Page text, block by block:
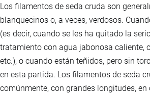
Los filamentos de seda cruda son
blanquecinos o, a veces, verdosos.
(es decir, cuando se les ha quitado la
tratamiento con agua jabonosa caliente,
etc.), o cuando están teñidos, pero sin
en esta partida. Los filamentos de seda
comúnmente, con grandes longitudes,